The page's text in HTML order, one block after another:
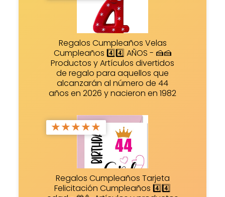
Regalos Cumpleaños Velas
Cumpleaños 4️⃣4️⃣ AÑOS - 🍰🍰
Productos y Artículos divertidos
de regalo para aquellos que
alcanzarán al número de 44
años en 2026 y nacieron en 1982
★★★★★
Regalos Cumpleaños Tarjeta
Felicitación Cumpleaños 4️⃣4️⃣